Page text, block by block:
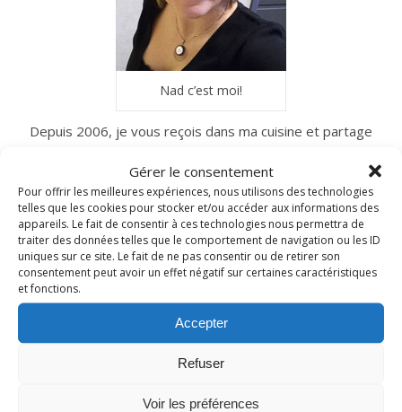
Gérer le consentement
Pour offrir les meilleures expériences, nous utilisons des technologies
telles que les cookies pour stocker et/ou accéder aux informations des
appareils. Le fait de consentir à ces technologies nous permettra de
traiter des données telles que le comportement de navigation ou les ID
uniques sur ce site. Le fait de ne pas consentir ou de retirer son
consentement peut avoir un effet négatif sur certaines caractéristiques
et fonctions.
Accepter
Refuser
Voir les préférences
Nad c’est moi!
Depuis 2006, je vous reçois dans ma cuisine et partage
N’hésitez pas à me laisser un petit commentaire
si vous les testez à votre tour…
INSTAGRAM